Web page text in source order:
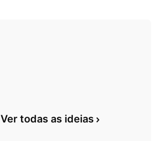
Ver todas as ideias